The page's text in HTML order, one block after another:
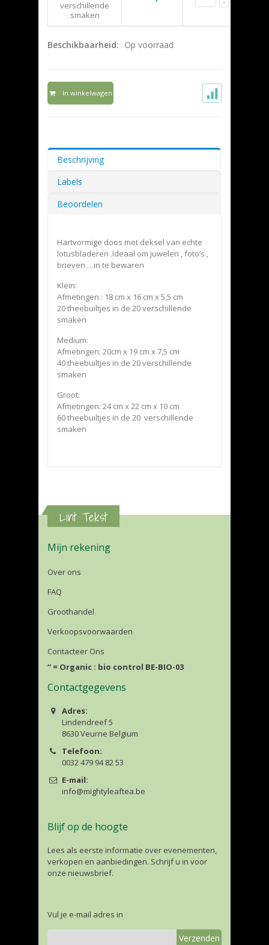
verschillende
smaken
Beschikbaarheid: Op voorraad
In winkelwagen
Beschrijving
Labels
Beoordelen
Hartvormige doos met deksel van echte
lotusbladeren .Ideaal om juwelen , foto’s ,
brieven …in te bewaren
Klein:
Afmetingen : 18 cm x 16 cm x 5,5 cm
20 theebuiltjes in de 20 verschillende
smaken
Medium:
Afmetingen: 20cm x 19 cm x 7,5 cm
40 theebuiltjes in de 20 verschillende
smaken
Groot:
Afmetingen: 24 cm x 22 cm x 10 cm
60 theebuiltjes in de 20 verschillende
smaken
Lint Tekst
Mijn rekening
Over ons
FAQ
Groothandel
Verkoopsvoorwaarden
Contacteer Ons
“ = Organic : bio control BE-BIO-03
Contactgegevens
Adres:
Lindendreef 5
8630 Veurne Belgium
Telefoon:
0032 479 94 82 53
E-mail:
info@mightyleaftea.be
Blijf op de hoogte
Lees als eerste informatie over evenementen,
verkopen en aanbiedingen. Schrijf u in voor
onze nieuwsbrief.
Vul je e-mail adres in
Verzenden